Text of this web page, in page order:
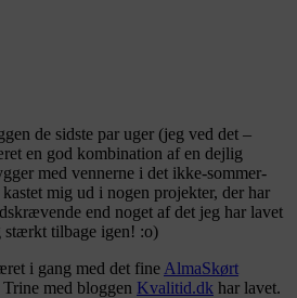
de sidste par uger (jeg ved det –
en god kombination af en dejlig
med vennerne i det ikke-sommer-
kastet mig ud i nogen projekter, der har
end noget af det jeg har lavet
stærkt tilbage igen! :o)
i gang med det fine AlmaSkørt
med bloggen Kvalitid.dk har lavet.